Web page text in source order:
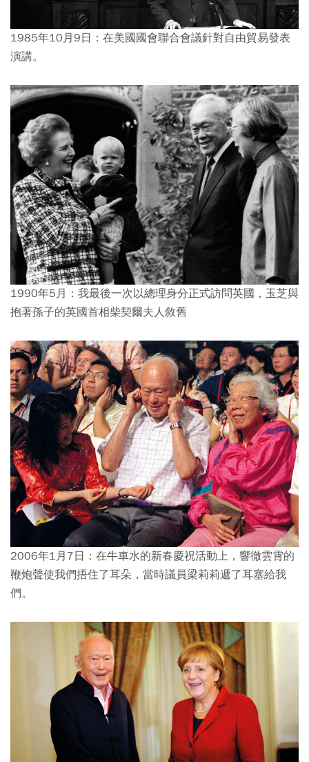
1985年10月9日：在美國國會聯合會議針對自由貿易發表
演講。
1990年5月：我最後一次以總理身分正式訪問英國，玉芝與
抱著孫子的英國首相柴契爾夫人敘舊
2006年1月7日：在牛車水的新春慶祝活動上，響徹雲霄的
鞭炮聲使我們捂住了耳朵，當時議員梁莉莉遞了耳塞給我
們。